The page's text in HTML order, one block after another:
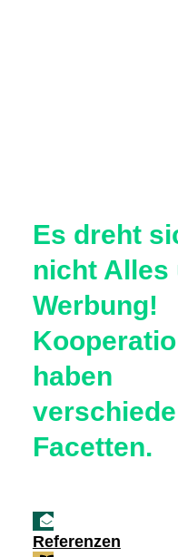
Es dreht
nicht Alles
Werbung!
haben
Facetten.
Referenzen